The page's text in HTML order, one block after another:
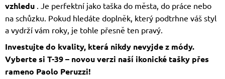
vzhledu . Je perfektní jako taška do města, do práce nebo
na schůzku. Pokud hledáte doplněk, který podtrhne váš styl
a vydrží vám roky, je tohle přesně ten pravý.
Investujte do kvality, která nikdy nevyjde z módy.
Vyberte si T-39 – novou verzi naší ikonické tašky přes
rameno Paolo Peruzzi!